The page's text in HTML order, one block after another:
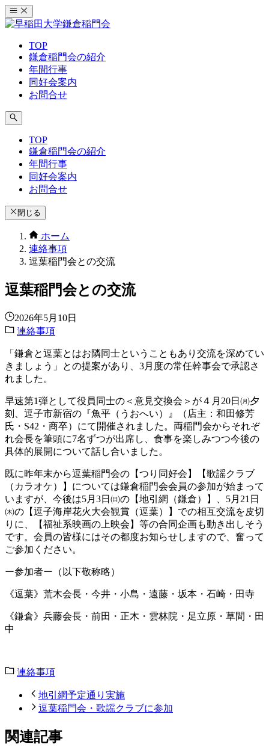
コ
ン
ッ
プ
TOP
鎌倉稲門会の紹介
年間行事
同好会案内
お問合せ
TOP
鎌倉稲門会の紹介
年間行事
同好会案内
お問合せ
閉じる
ホーム
連絡事項
逗葉稲門会との交流
逗葉稲門会との交流
2026年5月10日
連絡事項
「鎌倉と逗葉とはお隣同士ということもあり交流を深めてい
きましょう」との提案があり、3月度の常任幹事会で承認さ
れました。
早速第1弾として役員同士の＜意見交換会＞が４月20日㈪夕
刻、逗子市新宿の『魚平（うおへい）』（店主：和田修芳
氏・S42・商卒）にて開催されました。両稲門会からそれぞ
れ会長を筆頭に7名ずつが出席し、食事を楽しみつつ今後の
具体的展開について話し合いました。
既に昨年末から逗葉稲門会の【つり同好会】【歌謡クラブ
（カラオケ）】については鎌倉稲門会会員の参加が始まって
いますが、今後は5月3日㈰の【地引網（鎌倉）】、5月21日
㈭の【逗子海岸花火大会観賞（逗葉）】での相互交流を皮切
りに、【福祉系映画の上映会】等の合同企画も動き出しそう
です。会員の皆様にはその都度お知らせしますので、奮って
ご参加ください。
ー参加者ー（以下敬称略）
《逗葉》荒木会長・今井・小島・遠藤・坂本・石崎・田寺
《鎌倉》兵藤会長・前田・正木・雲林院・足立原・草間・田
中
連絡事項
地引網予定通り実施
逗葉稲門会・歌謡クラブに参加
関連記事